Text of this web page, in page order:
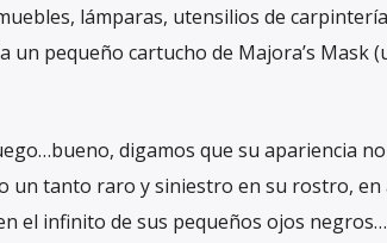
lámparas, utensilios de
un pequeño cartucho de Majora’s Mask
digamos que su apariencia
un tanto raro y siniestro en su rostro,
el infinito de sus pequeños ojos